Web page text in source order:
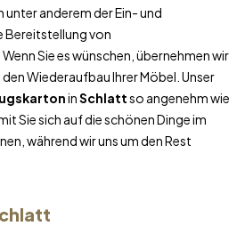
anderem der Ein- und
Bereitstellung von
Sie es wünschen, übernehmen wir
Wiederaufbau Ihrer Möbel. Unser
inSchlattso angenehm wie
Sie sich auf die schönen Dinge im
während wir uns um den Rest